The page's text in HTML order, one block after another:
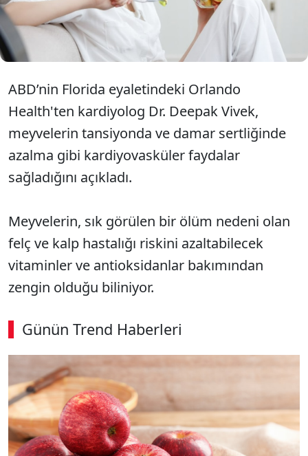
ABD’nin Florida eyaletindeki Orlando
Health'ten kardiyolog Dr. Deepak Vivek,
meyvelerin tansiyonda ve damar sertliğinde
azalma gibi kardiyovasküler faydalar
sağladığını açıkladı.
Meyvelerin, sık görülen bir ölüm nedeni olan
felç ve kalp hastalığı riskini azaltabilecek
vitaminler ve antioksidanlar bakımından
zengin olduğu biliniyor.
Günün Trend Haberleri
SÖZCÜ SON DAKİKA